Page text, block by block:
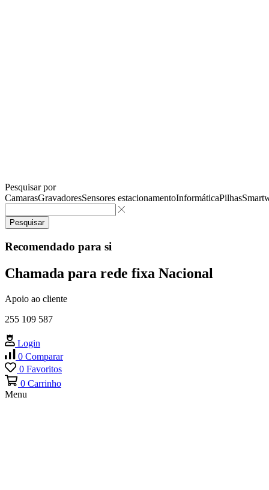
Pesquisar por
CamarasGravadoresSensores estacionamentoInformáticaPilhas
Pesquisar
Recomendado para si
Chamada para rede fixa Nacional
Apoio ao cliente
255 109 587
Login
0 Comparar
0 Favoritos
0 Carrinho
Menu